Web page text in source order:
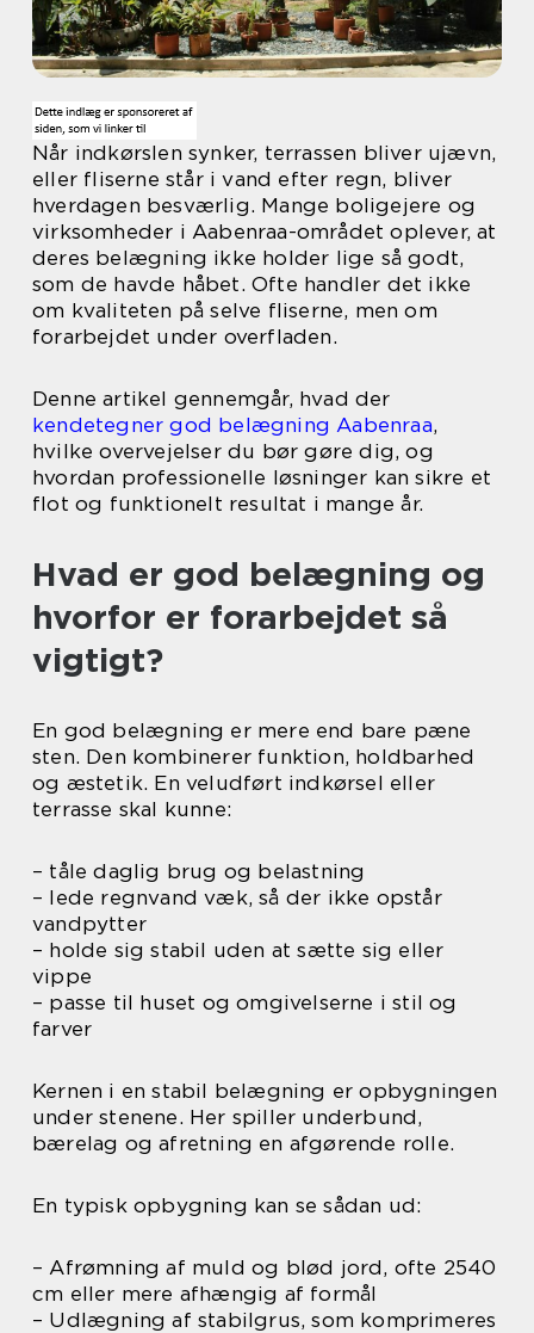
Når indkørslen synker, terrassen bliver ujævn,
eller fliserne står i vand efter regn, bliver
hverdagen besværlig. Mange boligejere og
virksomheder i Aabenraa-området oplever, at
deres belægning ikke holder lige så godt,
som de havde håbet. Ofte handler det ikke
om kvaliteten på selve fliserne, men om
forarbejdet under overfladen.
Denne artikel gennemgår, hvad der
kendetegner god belægning Aabenraa,
hvilke overvejelser du bør gøre dig, og
hvordan professionelle løsninger kan sikre et
flot og funktionelt resultat i mange år.
Hvad er god belægning og
hvorfor er forarbejdet så
vigtigt?
En god belægning er mere end bare pæne
sten. Den kombinerer funktion, holdbarhed
og æstetik. En veludført indkørsel eller
terrasse skal kunne:
– tåle daglig brug og belastning
– lede regnvand væk, så der ikke opstår
vandpytter
– holde sig stabil uden at sætte sig eller
vippe
– passe til huset og omgivelserne i stil og
farver
Kernen i en stabil belægning er opbygningen
under stenene. Her spiller underbund,
bærelag og afretning en afgørende rolle.
En typisk opbygning kan se sådan ud:
– Afrømning af muld og blød jord, ofte 2540
cm eller mere afhængig af formål
– Udlægning af stabilgrus, som komprimeres